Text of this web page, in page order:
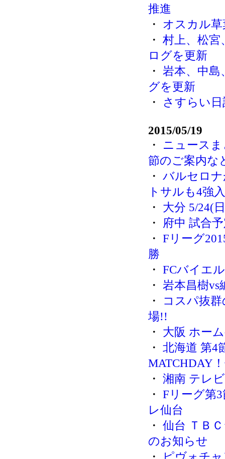
推進
・ オスカル
・ 村上、松宮
ログを更新
・ 岩本、中島
グを更新
・
さすらい
2015/05/19
・ ニュースま
節のご案内な
・ バルセロ
トサルも4強
・ 大分 5/24(
・ 府中 試合
・ Fリーグ
勝
・ FCバイエ
・ 岩本昌樹
・
コスパ抜
場!!
・ 大阪 ホー
・ 北海道 第4
MATCHDAY
・ 湘南 テレ
・ Fリーグ第
レ仙台
・ 仙台 ＴＢ
のお知らせ